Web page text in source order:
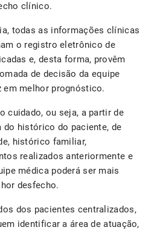
clínico.
todas as informações clínicas
o registro eletrônico de
e, desta forma, provêm
de decisão da equipe
em melhor prognóstico.
cuidado, ou seja, a partir de
do histórico do paciente, de
histórico familiar,
realizados anteriormente e
médica poderá ser mais
desfecho.
dos pacientes centralizados,
identificar a área de atuação,